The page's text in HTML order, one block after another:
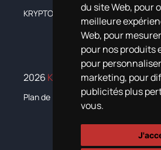
du site Web, pour
meilleure
Web, pour
pour nos produits
pour
marketing, pour
publicités plus
vous.
KRYPTON L’entrepriseSystèmes
2026 Krypton Chemical. Tous
Plan de igualdad